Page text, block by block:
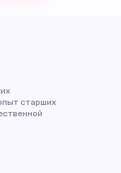
старших